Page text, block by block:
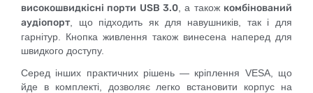
високошвидкісні порти USB 3.0 , а також комбінований
аудіопорт, що підходить як для навушників, так і для
гарнітур. Кнопка живлення також винесена наперед для
швидкого доступу.
Серед інших практичних рішень — кріплення VESA, що
йде в комплекті, дозволяє легко встановити корпус на